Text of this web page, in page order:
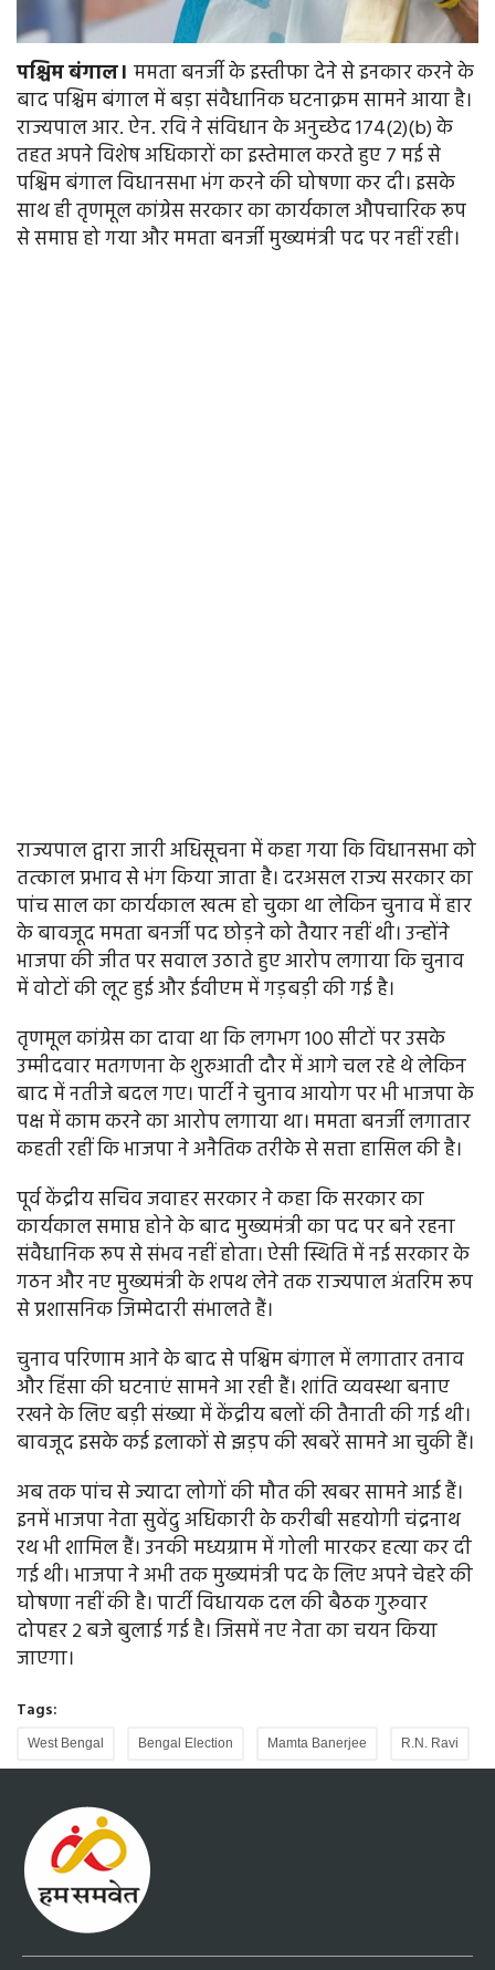
पश्चिमबंगाल। ममता बनर्जी के इस्तीफा देने से इनकार करने के
बाद पश्चिम बंगाल में बड़ा संवैधानिक घटनाक्रम सामने आया है।
राज्यपाल आर. ऐन. रवि ने संविधान के अनुच्छेद 174(2)(b) के
तहत अपने विशेष अधिकारों का इस्तेमाल करते हुए 7 मई से
पश्चिम बंगाल विधानसभा भंग करने की घोषणा कर दी। इसके
साथ ही तृणमूल कांग्रेस सरकार का कार्यकाल औपचारिक रूप
से समाप्त हो गया और ममता बनर्जी मुख्यमंत्री पद पर नहीं रही।
राज्यपाल द्वारा जारी अधिसूचना में कहा गया कि विधानसभा को
तत्काल प्रभाव से भंग किया जाता है। दरअसल राज्य सरकार का
पांच साल का कार्यकाल खत्म हो चुका था लेकिन चुनाव में हार
के बावजूद ममता बनर्जी पद छोड़ने को तैयार नहीं थी। उन्होंने
भाजपा की जीत पर सवाल उठाते हुए आरोप लगाया कि चुनाव
में वोटों की लूट हुई और ईवीएम में गड़बड़ी की गई है।
तृणमूल कांग्रेस का दावा था कि लगभग 100 सीटों पर उसके
उम्मीदवार मतगणना के शुरुआती दौर में आगे चल रहे थे लेकिन
बाद में नतीजे बदल गए। पार्टी ने चुनाव आयोग पर भी भाजपा के
पक्ष में काम करने का आरोप लगाया था। ममता बनर्जी लगातार
कहती रहीं कि भाजपा ने अनैतिक तरीके से सत्ता हासिल की है।
पूर्व केंद्रीय सचिव जवाहर सरकार ने कहा कि सरकार का
कार्यकाल समाप्त होने के बाद मुख्यमंत्री का पद पर बने रहना
संवैधानिक रूप से संभव नहीं होता। ऐसी स्थिति में नई सरकार के
गठन और नए मुख्यमंत्री के शपथ लेने तक राज्यपाल अंतरिम रूप
से प्रशासनिक जिम्मेदारी संभालते हैं।
चुनाव परिणाम आने के बाद से पश्चिम बंगाल में लगातार तनाव
और हिंसा की घटनाएं सामने आ रही हैं। शांति व्यवस्था बनाए
रखने के लिए बड़ी संख्या में केंद्रीय बलों की तैनाती की गई थी।
बावजूद इसके कई इलाकों से झड़प की खबरें सामने आ चुकी हैं।
अब तक पांच से ज्यादा लोगों की मौत की खबर सामने आई हैं।
इनमें भाजपा नेता सुवेंदु अधिकारी के करीबी सहयोगी चंद्रनाथ
रथ भी शामिल हैं। उनकी मध्यग्राम में गोली मारकर हत्या कर दी
गई थी। भाजपा ने अभी तक मुख्यमंत्री पद के लिए अपने चेहरे की
घोषणा नहीं की है। पार्टी विधायक दल की बैठक गुरुवार
दोपहर 2 बजे बुलाई गई है। जिसमें नए नेता का चयन किया
जाएगा।
Tags:
West Bengal Bengal Election Mamta Banerjee R.N. Ravi